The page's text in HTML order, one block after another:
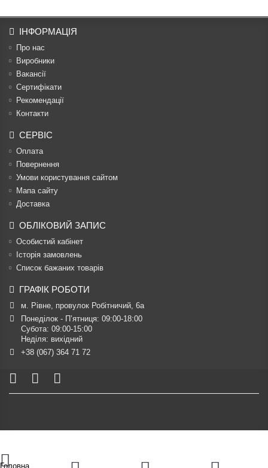
ІНФОРМАЦІЯ
Про нас
Виробники
Вакансії
Сертифікати
Рекомендації
Контакти
СЕРВІС
Оплата
Повернення
Умови користування сайтом
Мапа сайту
Доставка
ОБЛІКОВИЙ ЗАПИС
Особистий кабінет
Історія замовлень
Список бажаних товарів
ГРАФІК РОБОТИ
м. Рівне, провулок Робітничий, 6а
Понеділок - П’ятниця: 09:00-18:00
Субота: 09:00-15:00
Неділя: вихідний
+38 (067) 364 71 72
Головна